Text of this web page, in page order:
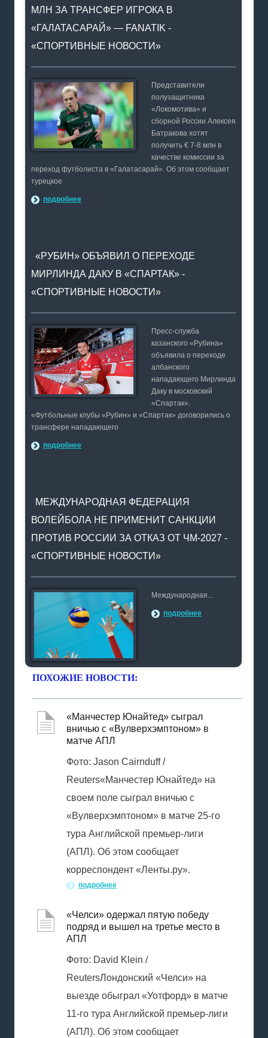
МЛН ЗА ТРАНСФЕР ИГРОКА В
«ГАЛАТАСАРАЙ» — FANATIK -
«СПОРТИВНЫЕ НОВОСТИ»
Представители
полузащитника
«Локомотива» и
сборной России Алексея
Батракова хотят
получить € 7-8 млн в
качестве комиссии за
переход футболиста в «Галатасарай». Об этом сообщает
турецкое
подробнее
«РУБИН» ОБЪЯВИЛ О ПЕРЕХОДЕ
МИРЛИНДА ДАКУ В «СПАРТАК» -
«СПОРТИВНЫЕ НОВОСТИ»
Пресс-служба
казанского «Рубина»
объявила о переходе
албанского
нападающего Мирлинда
Даку в московский
«Спартак».
«Футбольные клубы «Рубин» и «Спартак» договорились о
трансфере нападающего
подробнее
МЕЖДУНАРОДНАЯ ФЕДЕРАЦИЯ
ВОЛЕЙБОЛА НЕ ПРИМЕНИТ САНКЦИИ
ПРОТИВ РОССИИ ЗА ОТКАЗ ОТ ЧМ-2027 -
«СПОРТИВНЫЕ НОВОСТИ»
Международная...
подробнее
ПОХОЖИЕ НОВОСТИ:
«Манчестер Юнайтед» сыграл
вничью с «Вулверхэмптоном» в
матче АПЛ
Фото: Jason Cairnduff /
Reuters«Манчестер Юнайтед» на
своем поле сыграл вничью с
«Вулверхэмптоном» в матче 25-го
тура Английской премьер-лиги
(АПЛ). Об этом сообщает
корреспондент «Ленты.ру».
подробнее
«Челси» одержал пятую победу
подряд и вышел на третье место в
АПЛ
Фото: David Klein /
ReutersЛондонский «Челси» на
выезде обыграл «Уотфорд» в матче
11-го тура Английской премьер-лиги
(АПЛ). Об этом сообщает